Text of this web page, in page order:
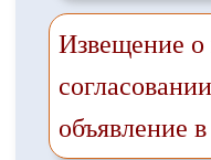
Извещение
объявление в